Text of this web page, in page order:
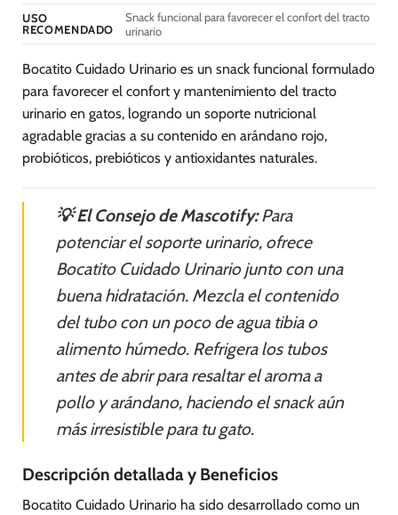
de
USO
RECOMENDADO
Snack funcional para favorecer el confort del tracto
urinario
Bocatito Cuidado Urinario es un snack funcional formulado
para favorecer el confort y mantenimiento del tracto
urinario en gatos, logrando un soporte nutricional
agradable gracias a su contenido en arándano rojo,
probióticos, prebióticos y antioxidantes naturales.
💡 El Consejo de Mascotify:Para
potenciar el soporte urinario, ofrece
Bocatito Cuidado Urinario junto con una
buena hidratación. Mezcla el contenido
del tubo con un poco de agua tibia o
alimento húmedo. Refrigera los tubos
antes de abrir para resaltar el aroma a
pollo y arándano, haciendo el snack aún
más irresistible para tu gato.
Descripción detallada y Beneficios
Bocatito Cuidado Urinario ha sido desarrollado como un